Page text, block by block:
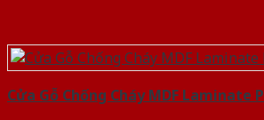
Cửa Gỗ Chống Cháy MDF Laminate